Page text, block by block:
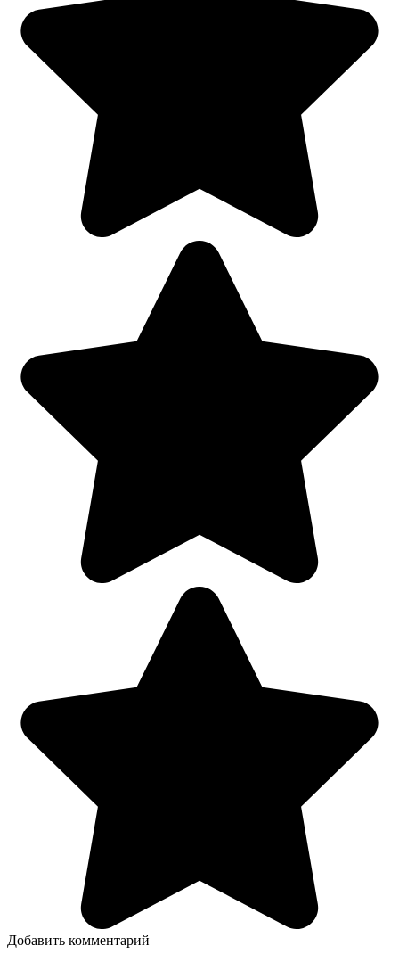
Добавить комментарий